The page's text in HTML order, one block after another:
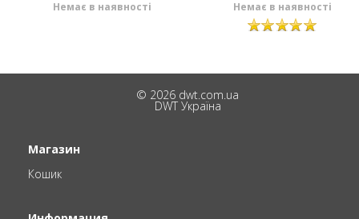
Немає в наявності Немає в наявності
© 2026 dwt.com.ua
DWT Україна
Магазин
Кошик